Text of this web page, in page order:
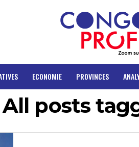
ECONOMIE PROVINCES
All posts